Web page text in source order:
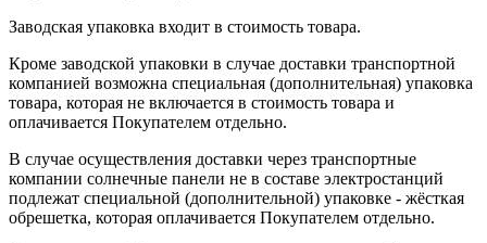
Заводская упаковка входит в стоимость товара.
Кроме заводской упаковки в случае доставки транспортной
компанией возможна специальная (дополнительная) упаковка
товара, которая не включается в стоимость товара и
оплачивается Покупателем отдельно.
В случае осуществления доставки через транспортные
компании солнечные панели не в составе электростанций
подлежат специальной (дополнительной) упаковке - жёсткая
обрешетка, которая оплачивается Покупателем отдельно.